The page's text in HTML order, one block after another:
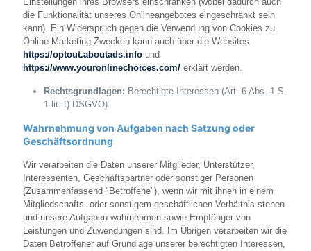
die Funktionalität unseres Onlineangebotes eingeschränkt sein
kann). Ein Widerspruch gegen die Verwendung von Cookies zu
Online-Marketing-Zwecken kann auch über die Websites
https://optout.aboutads.info und
https://www.youronlinechoices.com/ erklärt werden.
Rechtsgrundlagen: Berechtigte Interessen (Art. 6 Abs. 1 S.
1 lit. f) DSGVO).
Wahrnehmung von Aufgaben nach Satzung oder
Geschäftsordnung
Wir verarbeiten die Daten unserer Mitglieder, Unterstützer,
Interessenten, Geschäftspartner oder sonstiger Personen
(Zusammenfassend "Betroffene"), wenn wir mit ihnen in einem
Mitgliedschafts- oder sonstigem geschäftlichen Verhältnis stehen
und unsere Aufgaben wahrnehmen sowie Empfänger von
Leistungen und Zuwendungen sind. Im Übrigen verarbeiten wir die
Daten Betroffener auf Grundlage unserer berechtigten Interessen,